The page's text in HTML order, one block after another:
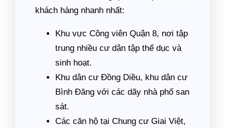
khách hàng nhanh nhất:
Khu vực Công viên Quận 8, nơi tập
trung nhiều cư dân tập thể dục và
sinh hoạt.
Khu dân cư Đồng Diều, khu dân cư
Bình Đăng với các dãy nhà phố san
sát.
Các căn hộ tại Chung cư Giai Việt,